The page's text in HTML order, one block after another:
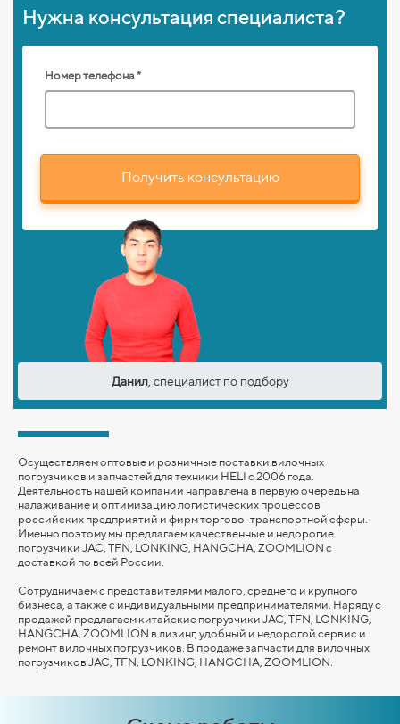
Нужна консультация специалиста?
Номер телефона *
Получить консультацию
Данил, специалист по подбору
Осуществляем оптовые и розничные поставки вилочных
погрузчиков и запчастей для техники HELI с 2006 года.
Деятельность нашей компании направлена в первую очередь на
налаживание и оптимизацию логистических процессов
российских предприятий и фирм торгово-транспортной сферы.
Именно поэтому мы предлагаем качественные и недорогие
погрузчики JAC, TFN, LONKING, HANGCHA, ZOOMLION с
доставкой по всей России.
Сотрудничаем с представителями малого, среднего и крупного
бизнеса, а также с индивидуальными предпринимателями. Наряду с
продажей предлагаем китайские погрузчики JAC, TFN, LONKING,
HANGCHA, ZOOMLION в лизинг, удобный и недорогой сервис и
ремонт вилочных погрузчиков. В продаже запчасти для вилочных
погрузчиков JAC, TFN, LONKING, HANGCHA, ZOOMLION